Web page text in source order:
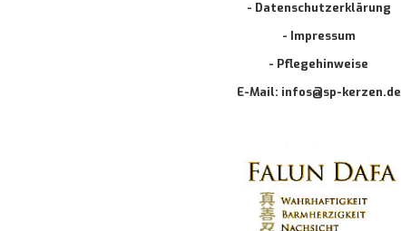
- Datenschutzerklärung
- Impressum
- Pflegehinweise
E-Mail: infos@sp-kerzen.de